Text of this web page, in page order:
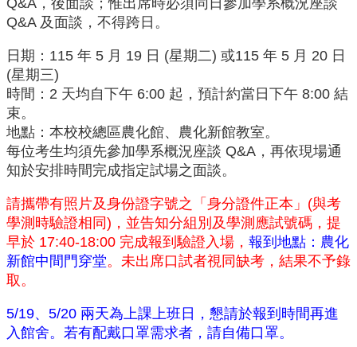
士
班
系
友
會
動
態
常
用
資
源
下
載
中
捐
款
Q&A 及面談，不得跨日。
日期：115 年 5 月 19 日 (星期二) 或115 年 5 月 20 日
(星期三)
時間：2 天均自下午 6:00 起，預計約當日下午 8:00 結
束。
地點：本校校總區農化館、農化新館教室。
每位考生均須先參加學系概況座談 Q&A，再依現場通
知於安排時間完成指定試場之面談。
請攜帶有照片及身份證字號之「身分證件正本」(與考
學測時驗證相同)，並告知分組別及學測應試號碼， 提
早於 17:40-18:00 完成報到驗證入場 ， 報到地點：農化
新館中間門穿堂。未出席口試者視同缺考，結果不予錄
取。
5/19、5/20 兩天為上課上班日，懇請於報到時間再進
入館舍。若有配戴口罩需求者，請自備口罩。